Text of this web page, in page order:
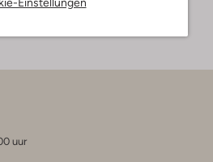
uur